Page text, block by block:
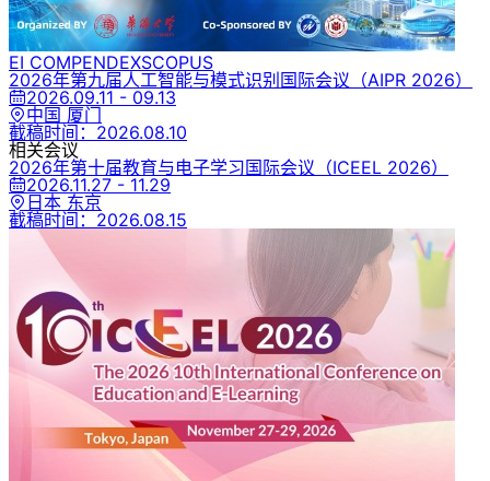
EI COMPENDEXSCOPUS
2026年第九届人工智能与模式识别国际会议 （AIPR 2026）
2026.09.11 - 09.13
中国 厦门
截稿时间： 2026.08.10
相关会议
2026年第十届教育与电子学习国际会议 （ICEEL 2026）
2026.11.27 - 11.29
日本 东京
截稿时间： 2026.08.15